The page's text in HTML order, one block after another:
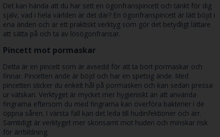
Det kan hända att du har sett en ögonfranspincett och tänkt för dig
själv, vad i hela världen är det där? En ögonfranspincett är lätt böjd i
ena änden och är ett praktiskt verktyg som gör det betydligt lättare
att sätta på och ta av lösögonfransar.
Pincett mot pormaskar
Detta är en pincett som är avsedd för att ta bort pormaskar och
finnar. Pincetten ände är böjd och har en spetsig ände. Med
pincetten sticker du enkelt hål på pormasken och kan sedan pressa
ur vätskan. Verktyget är mycket mer hygieniskt än att använda
fingrarna eftersom du med fingrarna kan överföra bakterier i de
öppna såren. I värsta fall kan det leda till hudinfektioner och ärr.
Samtidigt är verktyget mer skonsamt mot huden och minskar risk
för ärrbildning.